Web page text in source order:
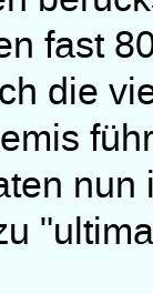
fast
die